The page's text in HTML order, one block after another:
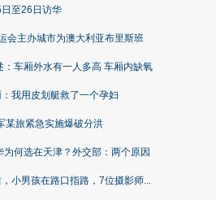
至26日访华
会主办城市为澳大利亚布里斯班
：车厢外水有一人多高 车厢内缺氧
我用皮划艇救了一个孕妇
某旅紧急实施爆破分洪
何选在天津？外交部：两个原因
小男孩在路口指路，7位摄影师...